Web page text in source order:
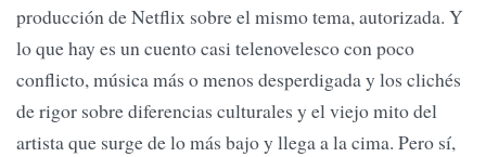
producción de Netflix sobre el mismo tema, autorizada. Y
lo que hay es un cuento casi telenovelesco con poco
conflicto, música más o menos desperdigada y los clichés
de rigor sobre diferencias culturales y el viejo mito del
artista que surge de lo más bajo y llega a la cima. Pero sí,